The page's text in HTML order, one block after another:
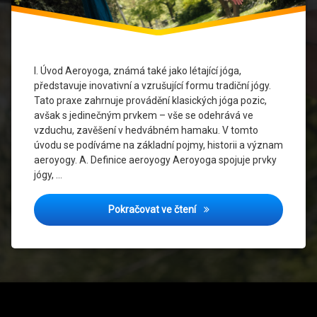
I. Úvod Aeroyoga, známá také jako létající jóga,
představuje inovativní a vzrušující formu tradiční jógy.
Tato praxe zahrnuje provádění klasických jóga pozic,
avšak s jedinečným prvkem – vše se odehrává ve
vzduchu, zavěšení v hedvábném hamaku. V tomto
úvodu se podíváme na základní pojmy, historii a význam
aeroyogy. A. Definice aeroyogy Aeroyoga spojuje prvky
jógy, …
Pokračovat ve čteníAeroyoga: Zvedněte svoji
Jógová
praxe
Komunitní
setkání
Kreativní
cvičení
Mentální
pohoda
těla